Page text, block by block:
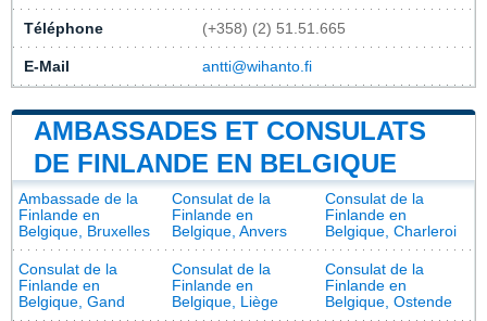
Téléphone (+358) (2) 51.51.665
E-Mail antti@wihanto.fi
AMBASSADES ET CONSULATS
DE FINLANDE EN BELGIQUE
Ambassade de la
Finlande en
Belgique, Bruxelles
Consulat de la
Finlande en
Belgique, Anvers
Consulat de la
Finlande en
Belgique, Charleroi
Consulat de la
Finlande en
Belgique, Gand
Consulat de la
Finlande en
Belgique, Liège
Consulat de la
Finlande en
Belgique, Ostende